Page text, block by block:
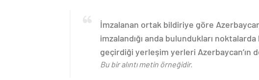
İmzalanan ortak bildiriye göre
imzalandığı anda bulundukları
geçirdiği yerleşim yerleri Azerbaycan’ın
Bu bir alıntı metin örneğidir.